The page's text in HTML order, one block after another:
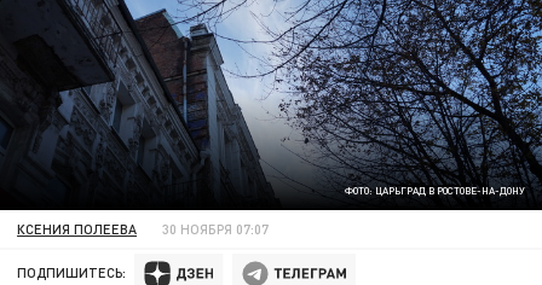
ФОТО: ЦАРЬГРАД В РОСТОВЕ-НА-ДОНУ
КСЕНИЯ ПОЛЕЕВА 30 НОЯБРЯ 07:07
ПОДПИШИТЕСЬ: